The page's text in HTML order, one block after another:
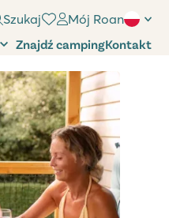
Szukaj Mój Roan
Znajdź campingKontakt